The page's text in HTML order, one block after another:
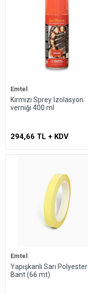
Emtel
Kırmızı Sprey İzolasyon
verniği 400 ml
294,66 TL + KDV
Emtel
Yapışkanlı Sarı Polyester
Bant (66 mt)